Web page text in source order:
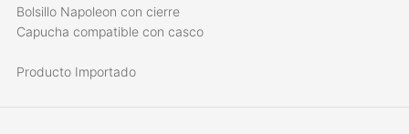
Bolsillo Napoleon con cierre
Capucha compatible con casco
Producto Importado